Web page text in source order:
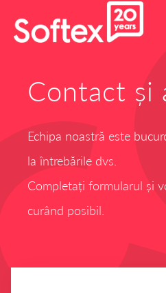
Contact și
Echipa noastră este
la întrebările dvs.
Completați formularul și
curând posibil.